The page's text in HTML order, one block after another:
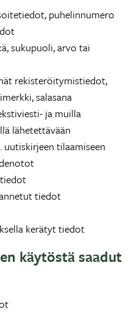
puhelinnumero
sukupuoli, arvo tai
rekisteröitymistiedot,
salasana
ja muilla
lähetettävään
tilaamiseen
tiedot
kerätyt tiedot
käytöstä saadut